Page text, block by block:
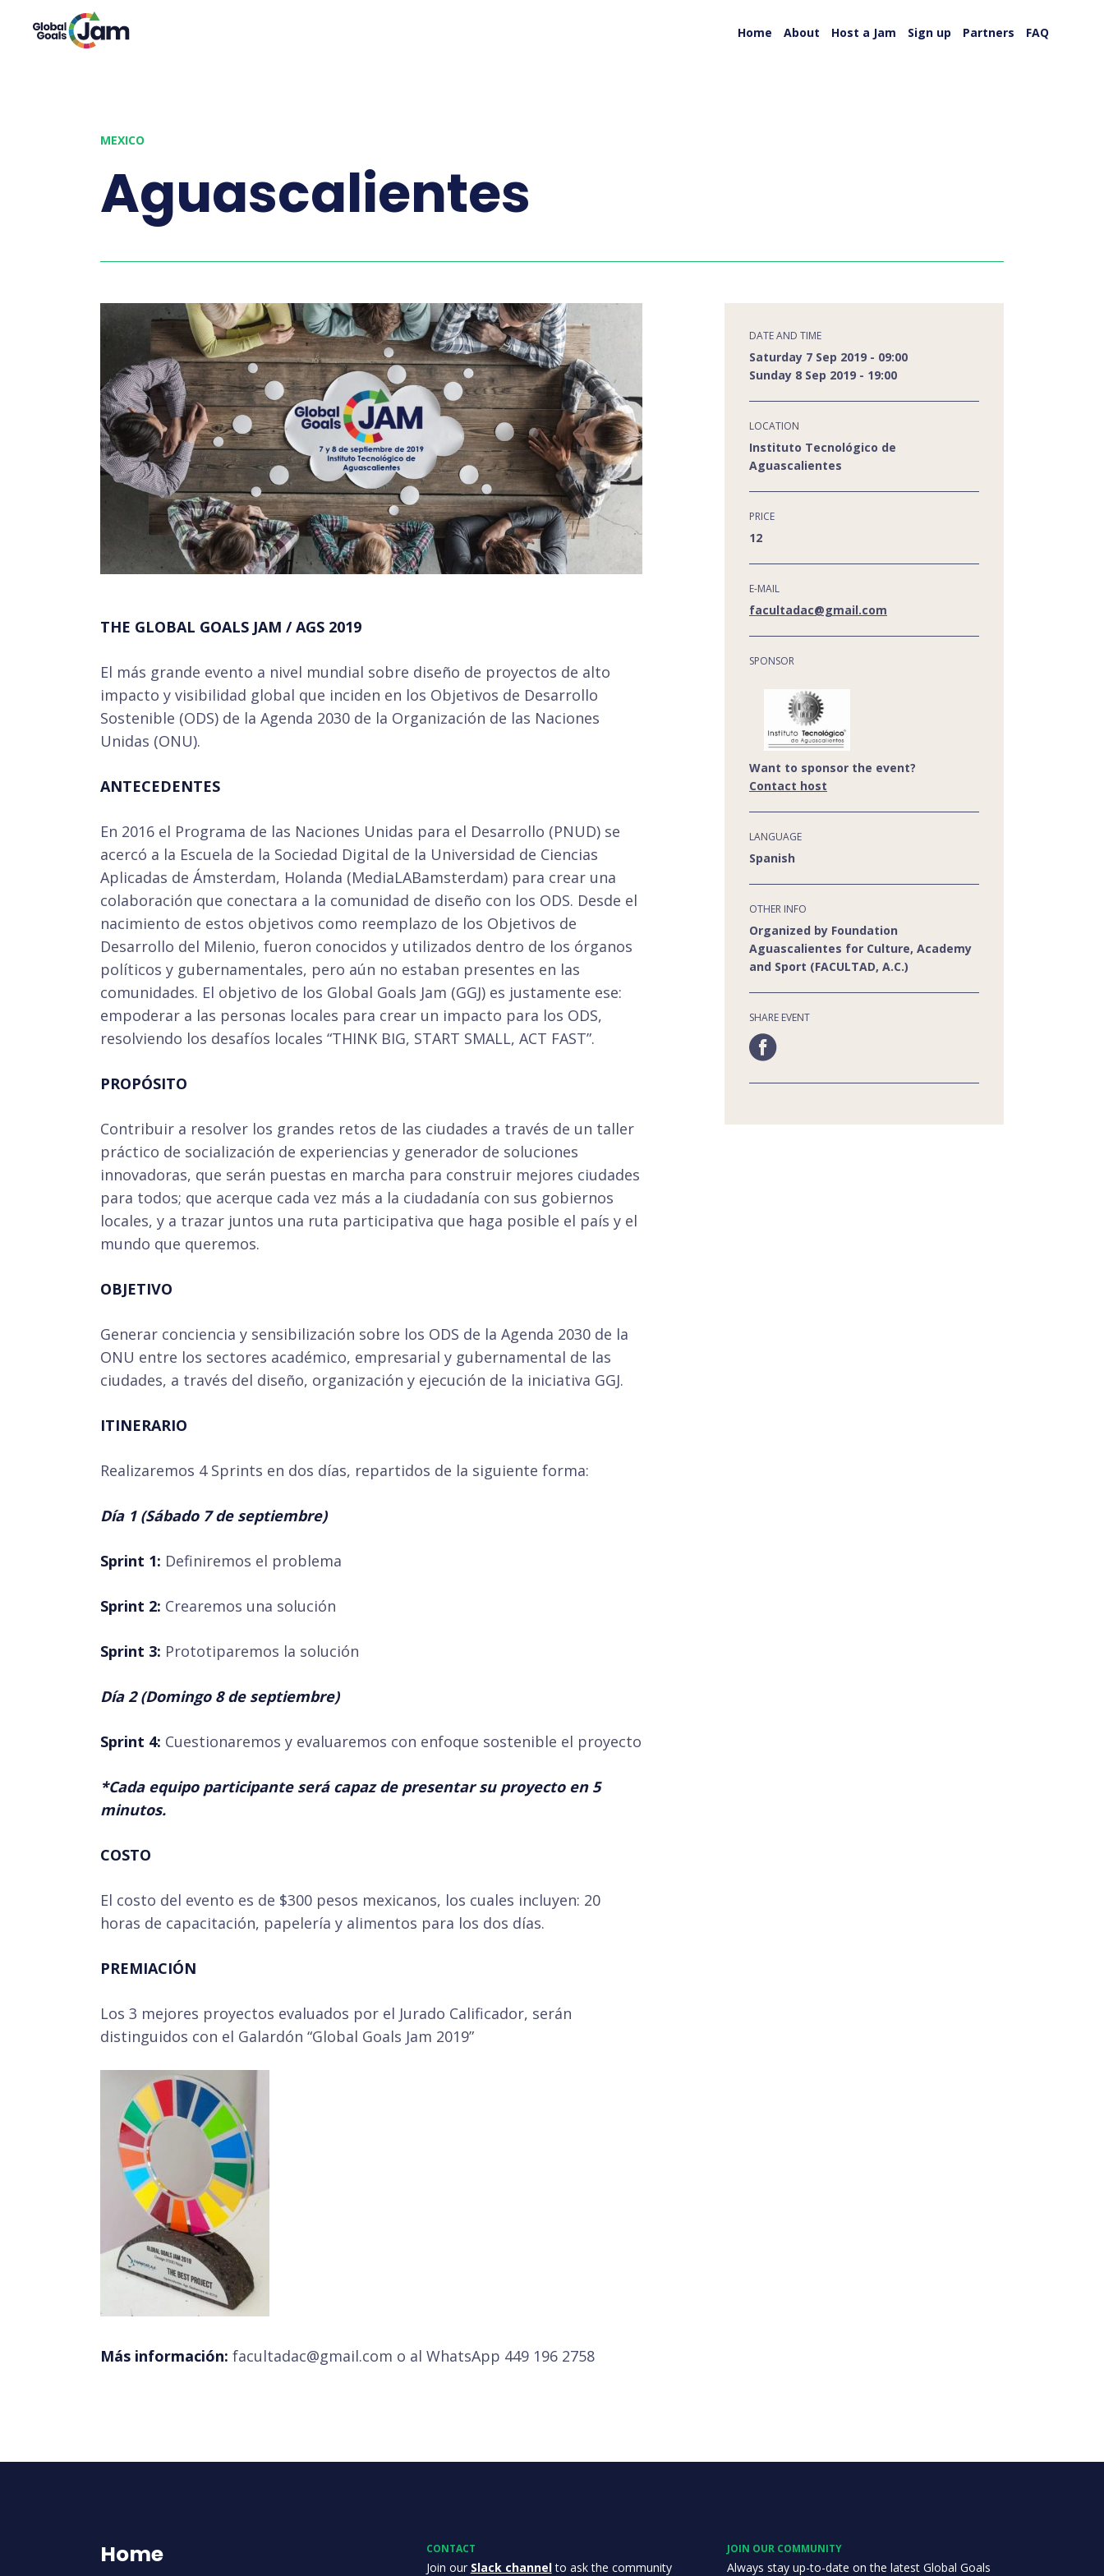
Home About Host a Jam Sign up Partners FAQ
MEXICO
Aguascalientes
THE GLOBAL GOALS JAM / AGS 2019
El más grande evento a nivel mundial sobre diseño de proyectos de alto
impacto y visibilidad global que inciden en los Objetivos de Desarrollo
Sostenible (ODS) de la Agenda 2030 de la Organización de las Naciones
Unidas (ONU).
ANTECEDENTES
En 2016 el Programa de las Naciones Unidas para el Desarrollo (PNUD) se
acercó a la Escuela de la Sociedad Digital de la Universidad de Ciencias
Aplicadas de Ámsterdam, Holanda (MediaLABamsterdam) para crear una
colaboración que conectara a la comunidad de diseño con los ODS. Desde el
nacimiento de estos objetivos como reemplazo de los Objetivos de
Desarrollo del Milenio, fueron conocidos y utilizados dentro de los órganos
políticos y gubernamentales, pero aún no estaban presentes en las
comunidades. El objetivo de los Global Goals Jam (GGJ) es justamente ese:
empoderar a las personas locales para crear un impacto para los ODS,
resolviendo los desafíos locales “THINK BIG, START SMALL, ACT FAST”.
PROPÓSITO
Contribuir a resolver los grandes retos de las ciudades a través de un taller
práctico de socialización de experiencias y generador de soluciones
innovadoras, que serán puestas en marcha para construir mejores ciudades
para todos; que acerque cada vez más a la ciudadanía con sus gobiernos
locales, y a trazar juntos una ruta participativa que haga posible el país y el
mundo que queremos.
OBJETIVO
Generar conciencia y sensibilización sobre los ODS de la Agenda 2030 de la
ONU entre los sectores académico, empresarial y gubernamental de las
ciudades, a través del diseño, organización y ejecución de la iniciativa GGJ.
ITINERARIO
Realizaremos 4 Sprints en dos días, repartidos de la siguiente forma:
Día 1 (Sábado 7 de septiembre)
Sprint 1: Definiremos el problema
Sprint 2: Crearemos una solución
Sprint 3: Prototiparemos la solución
Día 2 (Domingo 8 de septiembre)
Sprint 4: Cuestionaremos y evaluaremos con enfoque sostenible el proyecto
*Cada equipo participante será capaz de presentar su proyecto en 5
minutos.
COSTO
El costo del evento es de $300 pesos mexicanos, los cuales incluyen: 20
horas de capacitación, papelería y alimentos para los dos días.
PREMIACIÓN
Los 3 mejores proyectos evaluados por el Jurado Calificador, serán
distinguidos con el Galardón “Global Goals Jam 2019”
Más información: facultadac@gmail.com o al WhatsApp 449 196 2758
DATE AND TIME
Saturday 7 Sep 2019 - 09:00
Sunday 8 Sep 2019 - 19:00
LOCATION
Instituto Tecnológico de
Aguascalientes
PRICE
12
E-MAIL
facultadac@gmail.com
SPONSOR
Want to sponsor the event?
Contact host
LANGUAGE
Spanish
OTHER INFO
Organized by Foundation
Aguascalientes for Culture, Academy
and Sport (FACULTAD, A.C.)
SHARE EVENT
Home
CONTACT
Join our Slack channelto ask the community
JOIN OUR COMMUNITY
Always stay up-to-date on the latest Global Goals